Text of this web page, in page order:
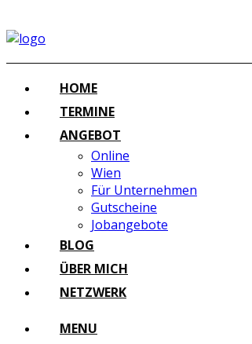
HOME
TERMINE
ANGEBOT
Online
Wien
Für Unternehmen
Gutscheine
Jobangebote
BLOG
ÜBER MICH
NETZWERK
MENU